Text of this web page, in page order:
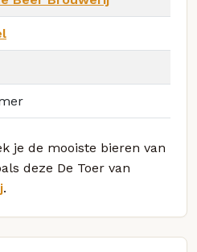
je de mooiste bieren van
deze De Toer van
.